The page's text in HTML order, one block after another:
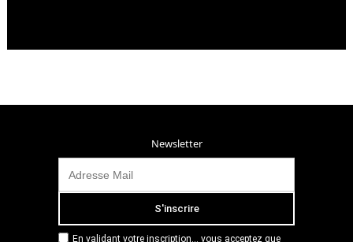
Newsletter
En validant votre inscription... vous acceptez que